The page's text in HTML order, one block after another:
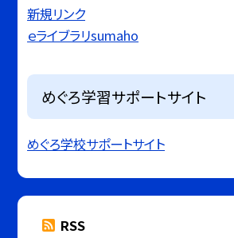
新規リンク
ｅライブラリsumaho
めぐろ学習サポートサイト
めぐろ学校サポートサイト
RSS